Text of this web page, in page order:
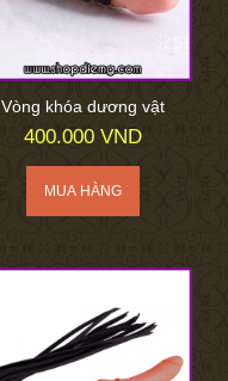
Vòng khóa dương vật
400.000 VND